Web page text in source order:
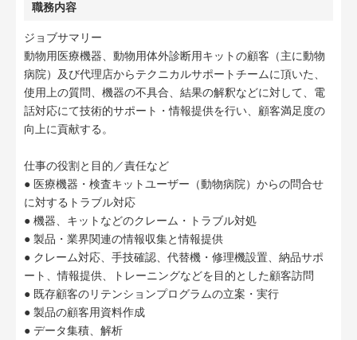
職務内容
ジョブサマリー
動物用医療機器、動物用体外診断用キットの顧客（主に動物
病院）及び代理店からテクニカルサポートチームに頂いた、
使用上の質問、機器の不具合、結果の解釈などに対して、電
話対応にて技術的サポート・情報提供を行い、顧客満足度の
向上に貢献する。
仕事の役割と目的／責任など
● 医療機器・検査キットユーザー（動物病院）からの問合せ
に対するトラブル対応
● 機器、キットなどのクレーム・トラブル対処
● 製品・業界関連の情報収集と情報提供
● クレーム対応、手技確認、代替機・修理機設置、納品サポ
ート、情報提供、トレーニングなどを目的とした顧客訪問
● 既存顧客のリテンションプログラムの立案・実行
● 製品の顧客用資料作成
● データ集積、解析